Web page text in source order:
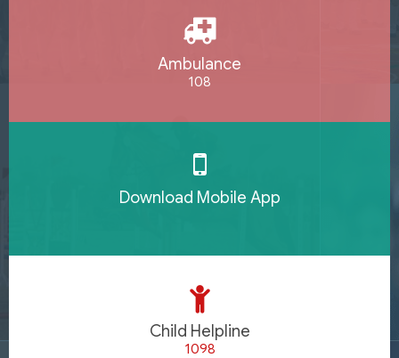
Ambulance
108
Download Mobile App
Child Helpline
1098